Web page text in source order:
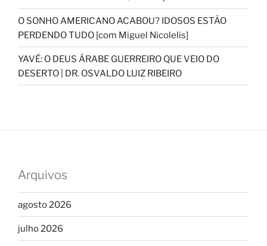
O SONHO AMERICANO ACABOU? IDOSOS ESTÃO
PERDENDO TUDO [com Miguel Nicolelis]
YAVÉ: O DEUS ÁRABE GUERREIRO QUE VEIO DO
DESERTO | DR. OSVALDO LUIZ RIBEIRO
Arquivos
agosto 2026
julho 2026